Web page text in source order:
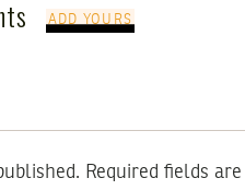
ADD YOURS
Required fields